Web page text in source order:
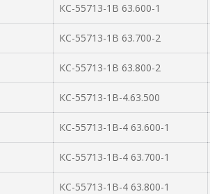
КС-55713-1В 63.600-1
КС-55713-1В 63.700-2
КС-55713-1В 63.800-2
КС-55713-1В-4.63.500
КС-55713-1В-4 63.600-1
КС-55713-1В-4 63.700-1
КС-55713-1В-4 63.800-1